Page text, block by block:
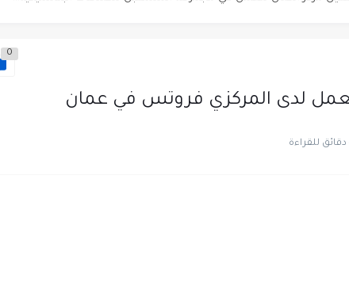
0
لدى المركزي فروتس في عمان